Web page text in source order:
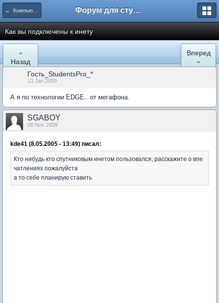
← Компьютеры и Интернет Форум для студента СГА
Как вы подключены к инету
«
Назад
Вперед
»
Гость_StudentsPro_*
13 Jan 2009
А я по технологии EDGE...от мегафона.
SGABOY
08 Nov 2009
kde41 (8.05.2005 - 13:49) писал:
Кто нибудь кто спутниковым инетом пользовался, расскажите о впе
чатлениях пожалуйста
а то себе планирую ставить